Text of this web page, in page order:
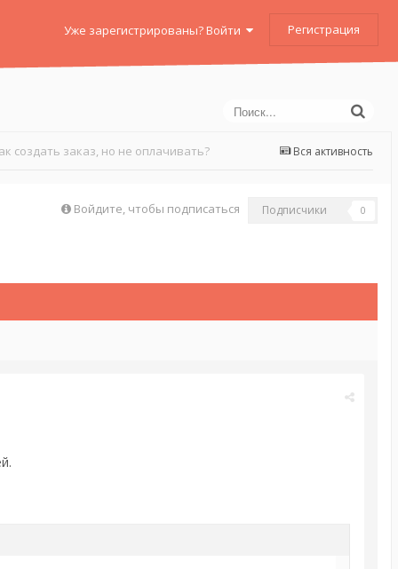
Уже зарегистрированы? Войти Регистрация
Вся активность
создать заказ, но не оплачивать?
Войдите, чтобы подписаться Подписчики 0